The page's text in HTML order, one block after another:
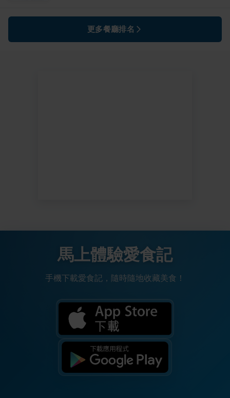
更多餐廳排名
馬上體驗愛食記
手機下載愛食記，隨時隨地收藏美食！